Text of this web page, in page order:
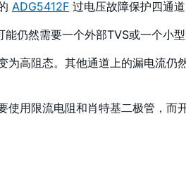
ADG5412F 过电压故障保护四通
仍然需要一个外部TVS或一个小型
高阻态。其他通道上的漏电流
用限流电阻和肖特基二极管，